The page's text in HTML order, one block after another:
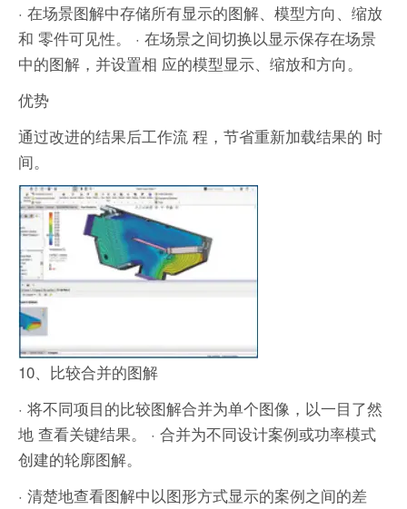
· 在场景图解中存储所有显示的图解、模型方向、缩放
和 零件可见性。
· 在场景之间切换以显示保存在场景
中的图解，并设置相 应的模型显示、缩放和方向。
优势
通过改进的结果后工作流 程，节省重新加载结果的 时
间。
10、比较合并的图解
· 将不同项目的比较图解合并为单个图像，以一目了然
地 查看关键结果。
· 合并为不同设计案例或功率模式
创建的轮廓图解。
· 清楚地查看图解中以图形方式显示的案例之间的差